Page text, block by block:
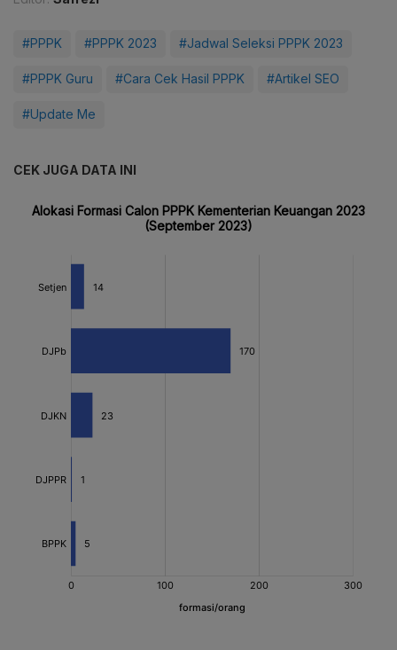
#PPPK #PPPK 2023 #Jadwal Seleksi PPPK 2023
#PPPK Guru #Cara Cek Hasil PPPK #Artikel SEO
#Update Me
CEK JUGA DATA INI